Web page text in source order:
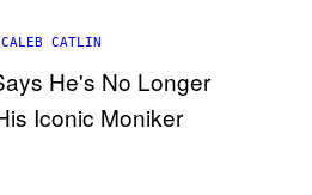
CALEB CATLIN